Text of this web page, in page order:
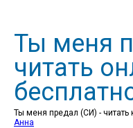
Ты меня
читать
Ты меня предал (СИ) - читать
Анна